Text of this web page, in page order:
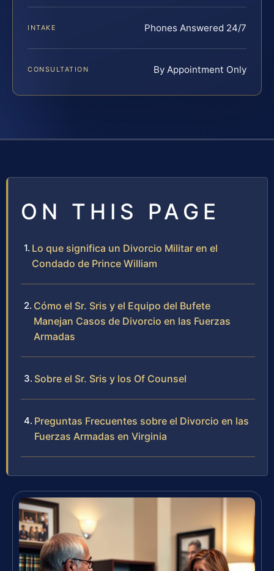
INTAKE Phones Answered 24/7
CONSULTATION By Appointment Only
ON THIS PAGE
Lo que significa un Divorcio Militar en el
Condado de Prince William
Cómo el Sr. Sris y el Equipo del Bufete
Manejan Casos de Divorcio en las Fuerzas
Armadas
Sobre el Sr. Sris y los Of Counsel
Preguntas Frecuentes sobre el Divorcio en las
Fuerzas Armadas en Virginia